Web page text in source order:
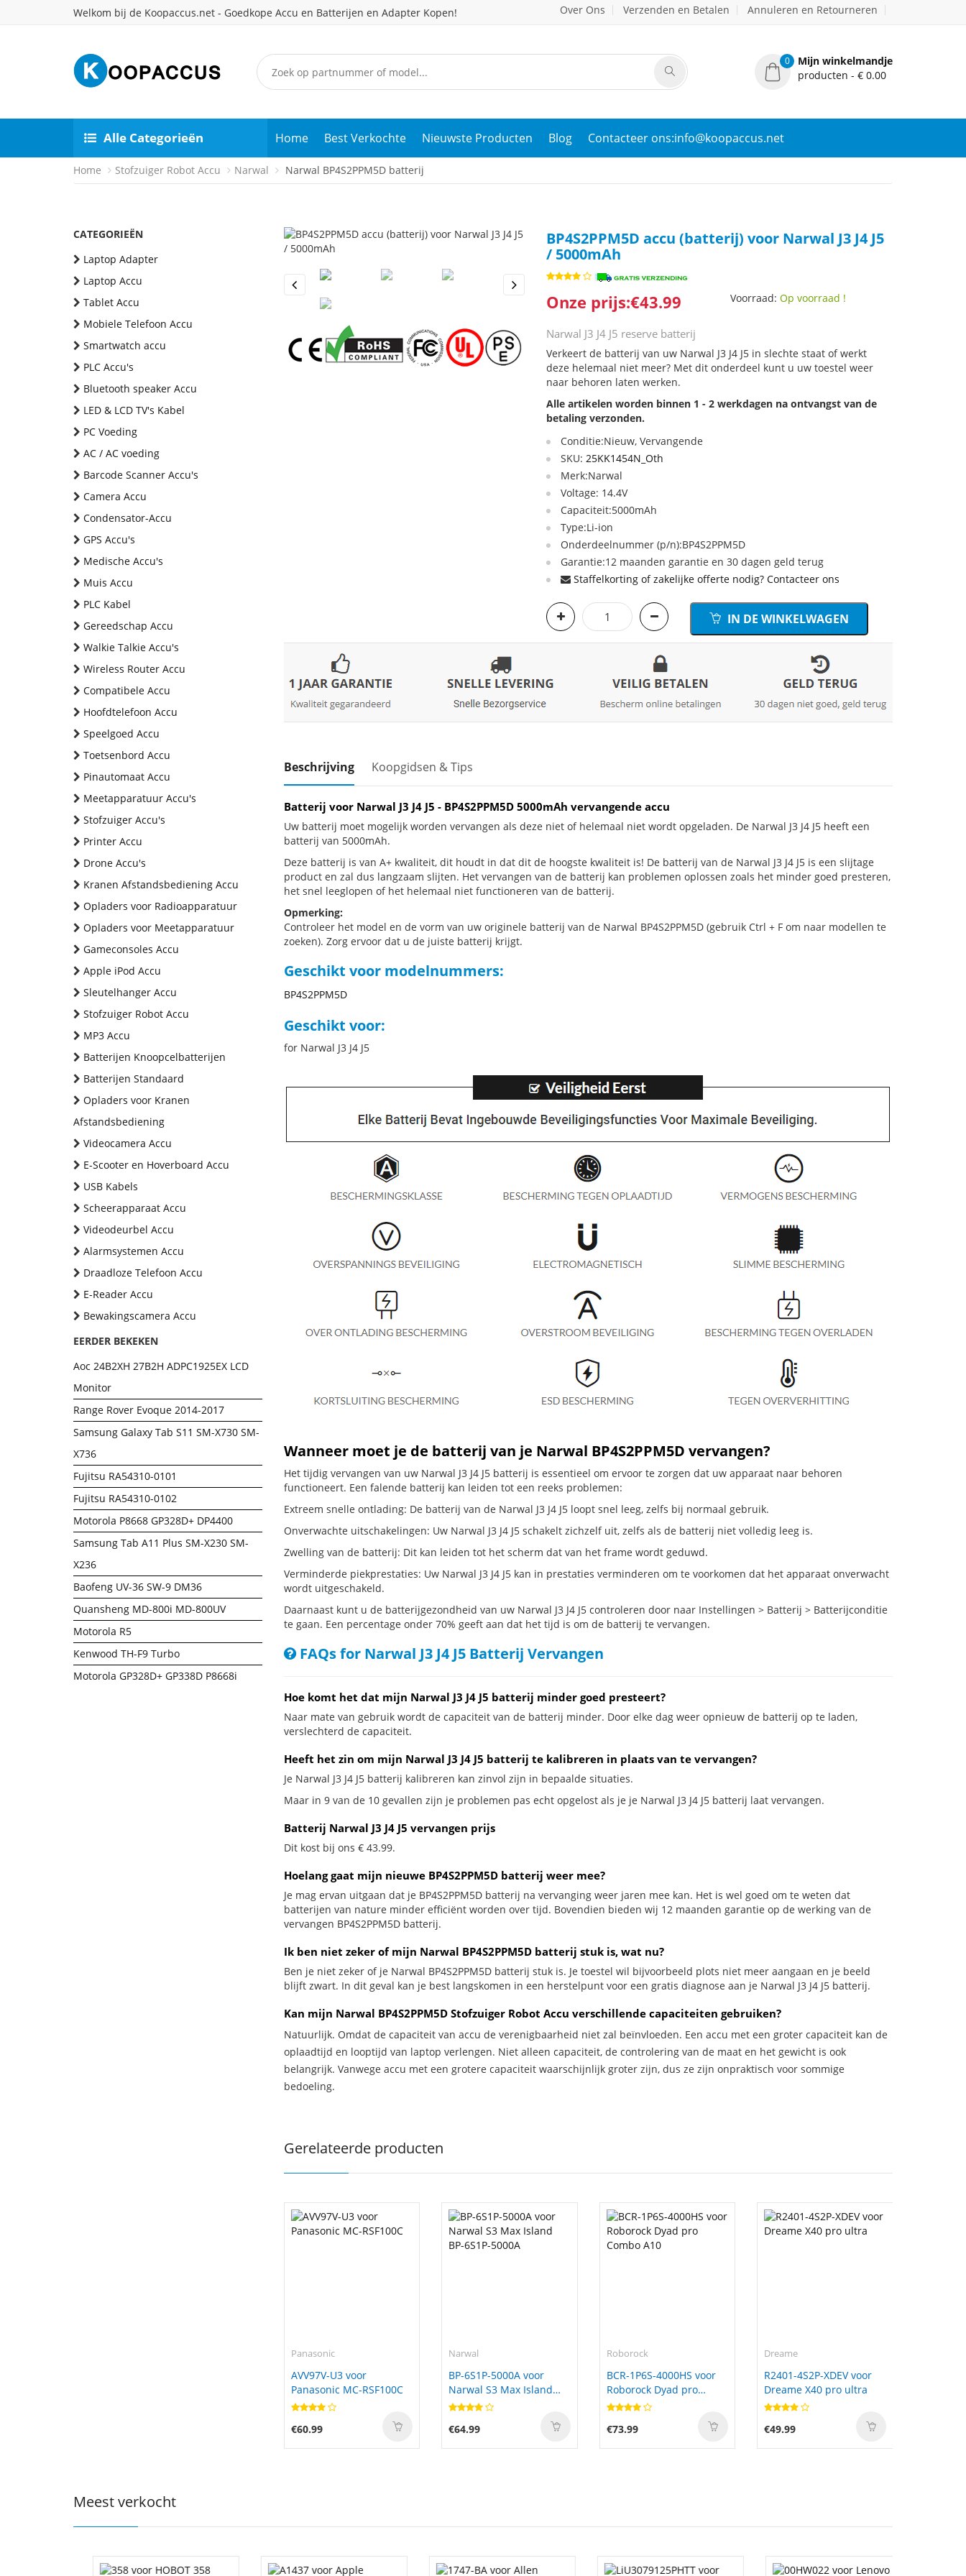
Welkom bij de Koopaccus.net - Goedkope Accu en Batterijen en Adapter Kopen! Over Ons Verzenden en Betalen Annuleren en Retourneren
0
Mijn winkelmandje
producten - € 0.00
Alle Categorieën Home Best Verkochte Nieuwste Producten Blog Contacteer ons:info@koopaccus.net
Home Stofzuiger Robot Accu Narwal Narwal BP4S2PPM5D batterij
CATEGORIEËN
Laptop Adapter
Laptop Accu
Tablet Accu
Mobiele Telefoon Accu
Smartwatch accu
PLC Accu's
Bluetooth speaker Accu
LED & LCD TV's Kabel
PC Voeding
AC / AC voeding
Barcode Scanner Accu's
Camera Accu
Condensator-Accu
GPS Accu's
Medische Accu's
Muis Accu
PLC Kabel
Gereedschap Accu
Walkie Talkie Accu's
Wireless Router Accu
Compatibele Accu
Hoofdtelefoon Accu
Speelgoed Accu
Toetsenbord Accu
Pinautomaat Accu
Meetapparatuur Accu's
Stofzuiger Accu's
Printer Accu
Drone Accu's
Kranen Afstandsbediening Accu
Opladers voor Radioapparatuur
Opladers voor Meetapparatuur
Gameconsoles Accu
Apple iPod Accu
Sleutelhanger Accu
Stofzuiger Robot Accu
MP3 Accu
Batterijen Knoopcelbatterijen
Batterijen Standaard
Opladers voor Kranen
Afstandsbediening
Videocamera Accu
E-Scooter en Hoverboard Accu
USB Kabels
Scheerapparaat Accu
Videodeurbel Accu
Alarmsystemen Accu
Draadloze Telefoon Accu
E-Reader Accu
Bewakingscamera Accu
EERDER BEKEKEN
Aoc 24B2XH 27B2H ADPC1925EX LCD
Monitor
Range Rover Evoque 2014-2017
Samsung Galaxy Tab S11 SM-X730 SM-
X736
Fujitsu RA54310-0101
Fujitsu RA54310-0102
Motorola P8668 GP328D+ DP4400
Samsung Tab A11 Plus SM-X230 SM-
X236
Baofeng UV-36 SW-9 DM36
Quansheng MD-800i MD-800UV
Motorola R5
Kenwood TH-F9 Turbo
Motorola GP328D+ GP338D P8668i
Previous
BP4S2PPM5D accu (batterij) voor Narwal J3 J4 J5
/ 5000mAh
Onze prijs:€43.99 Voorraad:Op voorraad !
Narwal J3 J4 J5 reserve batterij
Verkeert de batterij van uw Narwal J3 J4 J5 in slechte staat of werkt
deze helemaal niet meer? Met dit onderdeel kunt u uw toestel weer
naar behoren laten werken.
Alle artikelen worden binnen 1 - 2 werkdagen na ontvangst van de
betaling verzonden.
Conditie:Nieuw, Vervangende
SKU:25KK1454N_Oth
Merk:Narwal
Voltage: 14.4V
Capaciteit:5000mAh
Type:Li-ion
Onderdeelnummer (p/n):BP4S2PPM5D
Garantie:12 maanden garantie en 30 dagen geld terug
Staffelkorting of zakelijke offerte nodig? Contacteer ons
IN DE WINKELWAGEN
Beschrijving Koopgidsen & Tips
Batterij voor Narwal J3 J4 J5 - BP4S2PPM5D 5000mAh vervangende accu
Uw batterij moet mogelijk worden vervangen als deze niet of helemaal niet wordt opgeladen. De Narwal J3 J4 J5 heeft een
batterij van 5000mAh.
Deze batterij is van A+ kwaliteit, dit houdt in dat dit de hoogste kwaliteit is! De batterij van de Narwal J3 J4 J5 is een slijtage
product en zal dus langzaam slijten. Het vervangen van de batterij kan problemen oplossen zoals het minder goed presteren,
het snel leeglopen of het helemaal niet functioneren van de batterij.
Opmerking:
Controleer het model en de vorm van uw originele batterij van de Narwal BP4S2PPM5D (gebruik Ctrl + F om naar modellen te
zoeken). Zorg ervoor dat u de juiste batterij krijgt.
Geschikt voor modelnummers:
BP4S2PPM5D
Geschikt voor:
for Narwal J3 J4 J5
Wanneer moet je de batterij van je Narwal BP4S2PPM5D vervangen?
Het tijdig vervangen van uw Narwal J3 J4 J5 batterij is essentieel om ervoor te zorgen dat uw apparaat naar behoren
functioneert. Een falende batterij kan leiden tot een reeks problemen:
Extreem snelle ontlading: De batterij van de Narwal J3 J4 J5 loopt snel leeg, zelfs bij normaal gebruik.
Onverwachte uitschakelingen: Uw Narwal J3 J4 J5 schakelt zichzelf uit, zelfs als de batterij niet volledig leeg is.
Zwelling van de batterij: Dit kan leiden tot het scherm dat van het frame wordt geduwd.
Verminderde piekprestaties: Uw Narwal J3 J4 J5 kan in prestaties verminderen om te voorkomen dat het apparaat onverwacht
wordt uitgeschakeld.
Daarnaast kunt u de batterijgezondheid van uw Narwal J3 J4 J5 controleren door naar Instellingen > Batterij > Batterijconditie
te gaan. Een percentage onder 70% geeft aan dat het tijd is om de batterij te vervangen.
FAQs for Narwal J3 J4 J5 Batterij Vervangen
Hoe komt het dat mijn Narwal J3 J4 J5 batterij minder goed presteert?
Naar mate van gebruik wordt de capaciteit van de batterij minder. Door elke dag weer opnieuw de batterij op te laden,
verslechterd de capaciteit.
Heeft het zin om mijn Narwal J3 J4 J5 batterij te kalibreren in plaats van te vervangen?
Je Narwal J3 J4 J5 batterij kalibreren kan zinvol zijn in bepaalde situaties.
Maar in 9 van de 10 gevallen zijn je problemen pas echt opgelost als je je Narwal J3 J4 J5 batterij laat vervangen.
Batterij Narwal J3 J4 J5 vervangen prijs
Dit kost bij ons € 43.99.
Hoelang gaat mijn nieuwe BP4S2PPM5D batterij weer mee?
Je mag ervan uitgaan dat je BP4S2PPM5D batterij na vervanging weer jaren mee kan. Het is wel goed om te weten dat
batterijen van nature minder efficiënt worden over tijd. Bovendien bieden wij 12 maanden garantie op de werking van de
vervangen BP4S2PPM5D batterij.
Ik ben niet zeker of mijn Narwal BP4S2PPM5D batterij stuk is, wat nu?
Ben je niet zeker of je Narwal BP4S2PPM5D batterij stuk is. Je toestel wil bijvoorbeeld plots niet meer aangaan en je beeld
blijft zwart. In dit geval kan je best langskomen in een herstelpunt voor een gratis diagnose aan je Narwal J3 J4 J5 batterij.
Kan mijn Narwal BP4S2PPM5D Stofzuiger Robot Accu verschillende capaciteiten gebruiken?
Natuurlijk. Omdat de capaciteit van accu de verenigbaarheid niet zal beïnvloeden. Een accu met een groter capaciteit kan de
oplaadtijd en looptijd van laptop verlengen. Niet alleen capaciteit, de controlering van de maat en het gewicht is ook
belangrijk. Vanwege accu met een grotere capaciteit waarschijnlijk groter zijn, dus ze zijn onpraktisch voor sommige
bedoeling.
Gerelateerde producten
Panasonic
AVV97V-U3 voor
Panasonic MC-RSF100C
€60.99
Narwal
BP-6S1P-5000A voor
Narwal S3 Max Island
BP-6S1P-5000A
€64.99
Roborock
BCR-1P6S-4000HS voor
Roborock Dyad pro
Combo A10
€73.99
Dreame
R2401-4S2P-XDEV voor
Dreame X40 pro ultra
€49.99
Meest verkocht